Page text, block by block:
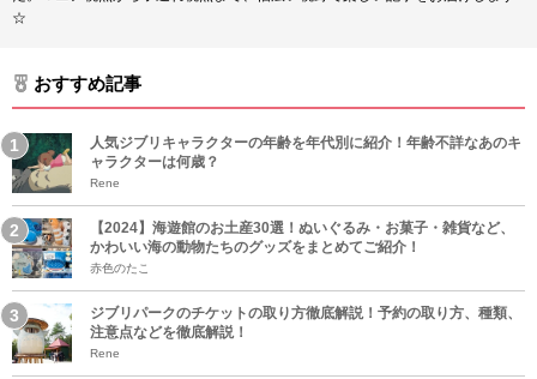
☆
おすすめ記事
人気ジブリキャラクターの年齢を年代別に紹介！年齢不詳なあのキ
ャラクターは何歳？
Rene
【2024】海遊館のお土産30選！ぬいぐるみ・お菓子・雑貨など、
かわいい海の動物たちのグッズをまとめてご紹介！
赤色のたこ
ジブリパークのチケットの取り方徹底解説！予約の取り方、種類、
注意点などを徹底解説！
Rene